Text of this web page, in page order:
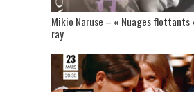
Mikio Naruse – « Nuages flottants
ray